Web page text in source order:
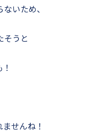
いため、
そうと
せんね！